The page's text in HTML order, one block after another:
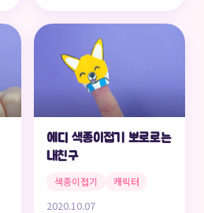
에디 색종이접기 뽀로로는
내친구
색종이접기 캐릭터
2020.10.07